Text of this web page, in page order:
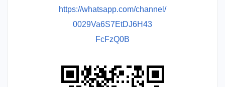
https://whatsapp.com/channel/
0029Va6S7EtDJ6H43
FcFzQ0B